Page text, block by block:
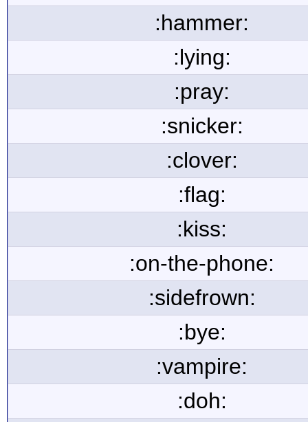
:hammer:
:lying:
:pray:
:snicker:
:clover:
:flag:
:kiss:
:on-the-phone:
:sidefrown:
:bye:
:vampire:
:doh: